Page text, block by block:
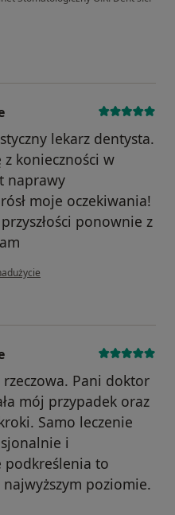
lekarz dentysta.
z konieczności w
naprawy
moje oczekiwania!
ponownie z
użytkownika Konto zostało usunięte
Pani doktor
mój przypadek oraz
Samo leczenie
i
podkreślenia to
poziomie.